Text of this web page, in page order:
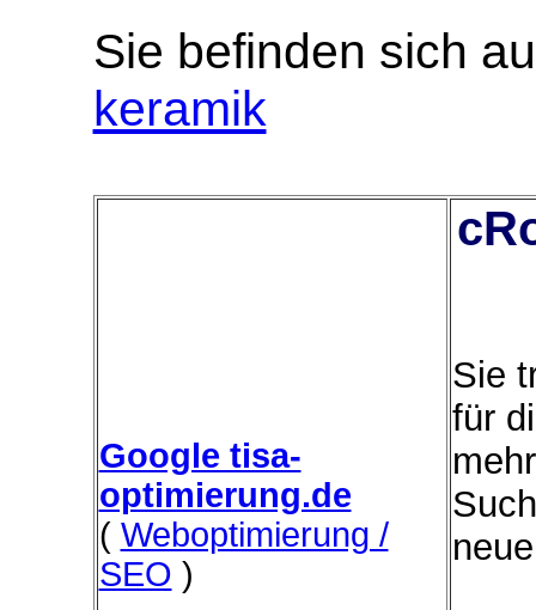
Sie befinden sich
keramik
Google tisa-
optimierung.de
( Weboptimierung /
SEO )
Sie
für